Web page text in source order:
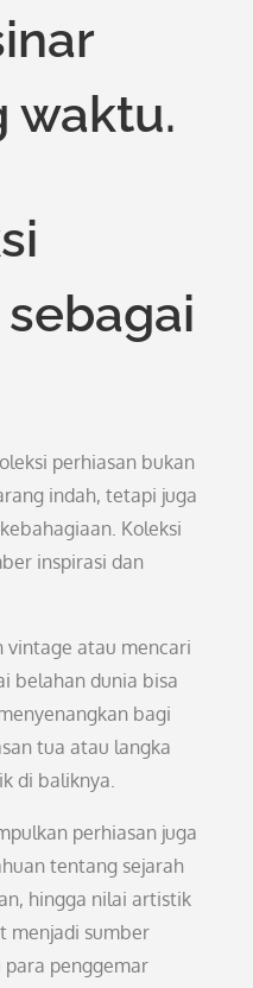
waktu.
perhiasan bukan
indah, tetapi juga
Koleksi
inspirasi dan
vintage atau mencari
belahan dunia bisa
bagi
tua atau langka
di baliknya.
perhiasan juga
tentang sejarah
hingga nilai artistik
menjadi sumber
penggemar